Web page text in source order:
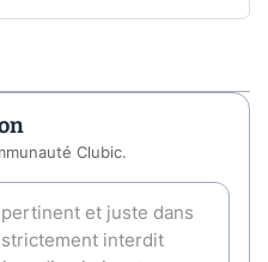
Clubic.